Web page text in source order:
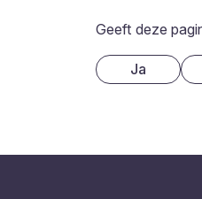
Geeft deze
Ja